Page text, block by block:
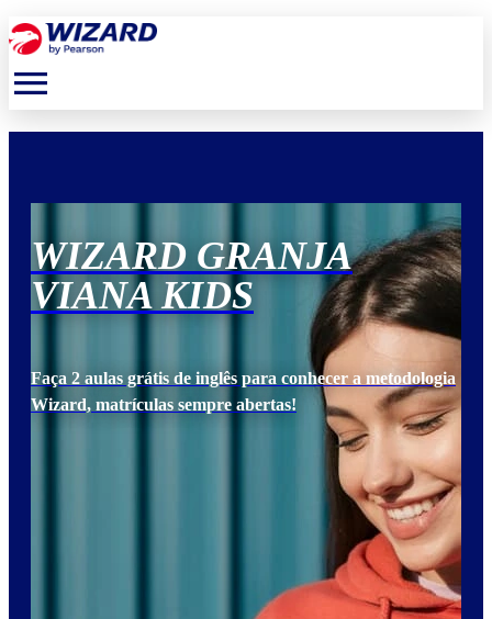
menu
WIZARD GRANJA
VIANA KIDS
Faça 2 aulas grátis de inglês para conhecer a metodologia
Wizard, matrículas sempre abertas!